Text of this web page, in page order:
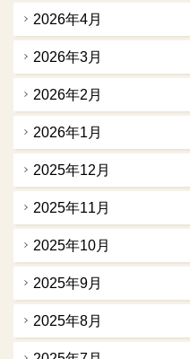
2026年4月
2026年3月
2026年2月
2026年1月
2025年12月
2025年11月
2025年10月
2025年9月
2025年8月